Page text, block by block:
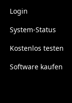
Login
System-Status
Kostenlos testen
Software kaufen